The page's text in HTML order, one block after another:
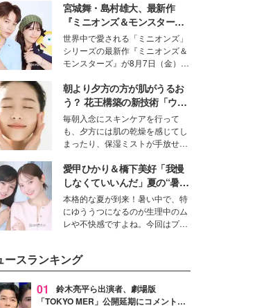
ションの完成度を高めるベースと
して、“髪そのものの美しさ”に改
めて注目する人が増えている様
子。今回は、そんな憧れの艶やか
な髪を日常で叶える、美容好きの
女性たちのヘアケア事情を紹介し
ます。
宮城舞・島村雄大、最新作
『ミニオンズ＆モンスター
ズ』の魅力熱弁 ハチャメチャ
だけじゃない“友情と絆”に感
動
世界中で愛される「ミニオンズ」
シリーズの最新作『ミニオンズ＆
モンスターズ』が8月7日（金）に
ニオン好き”という共通点を持つモ
デルの宮城舞と島村雄大の特別対
談をお届け！それぞれの視点か
ら、今作ならではの魅力や予想外
の感動をもたらす奥深いストーリ
ーについて熱く語り合ってもらっ
た。
朝より夕方の方が肌がうるお
う？ 花王構築の新技術「ウォ
ーターキャプチャリングスキ
ン（捕水肌）」がスキンケア
の常識を変える予感
毎朝入念にスキンケアを行って
も、夕方には肌の乾燥を感じてし
まったり、保湿ミストが手放せな
な美容の常識を大きく変える可能
性を秘めた、革新的な「Water
Capturing Skin（ウォーターキャ
プチャリングスキン：捕水肌）」
技術を、花王が構築した。
愛甲ひかり＆橋下美好「我慢
しなくていいんだ」夏の“暑さ
対策”の新しい選択肢とは？
本格的な夏が到来！暑い中で、特
にゆううつになるのが生理中のム
レや不快感ですよね。今回はプラ
好さんを迎えて本音で女子会トー
ク。猛暑のお出かけを快適に過ご
すヒントや、2人が感動した夏の
生理の新常識にも迫りました。
ースランキング
01
鈴木亮平ら出演者、劇場版
「TOKYO MER」公開延期にコメント